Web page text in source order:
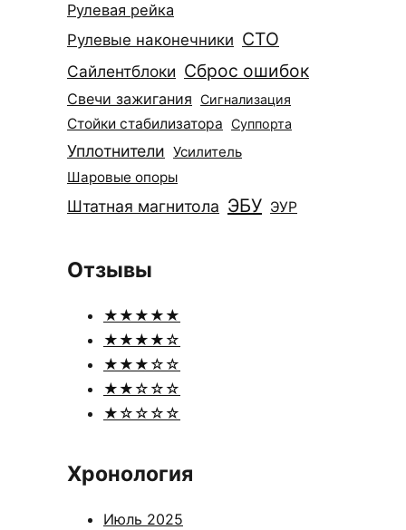
Рулевая рейка
Рулевые наконечники СТО
Сайлентблоки Сброс ошибок
Свечи зажигания Сигнализация
Стойки стабилизатора Суппорта
Уплотнители Усилитель
Шаровые опоры
Штатная магнитола ЭБУ ЭУР
Отзывы
★★★★★
★★★★☆
★★★☆☆
★★☆☆☆
★☆☆☆☆
Хронология
Июль 2025